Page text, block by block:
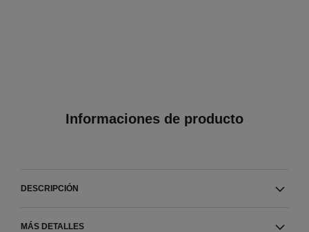
Informaciones de producto
DESCRIPCIÓN
MÁS DETALLES